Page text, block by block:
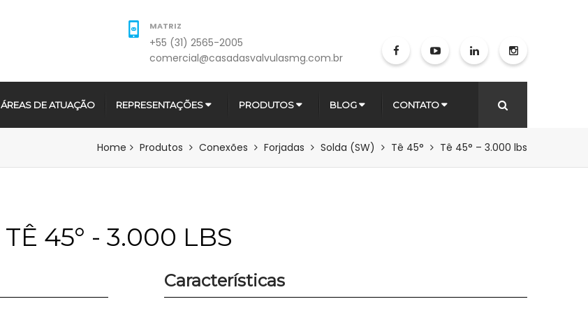
MATRIZ
+55 (31) 2565-2005
comercial@casadasvalvulasmg.com.br
ÁREAS DE ATUAÇÃO REPRESENTAÇÕES PRODUTOS BLOG CONTATO
Home Produtos Conexões Forjadas Solda (SW) Tê 45° Tê 45° – 3.000 lbs
TÊ 45° - 3.000 LBS
Características